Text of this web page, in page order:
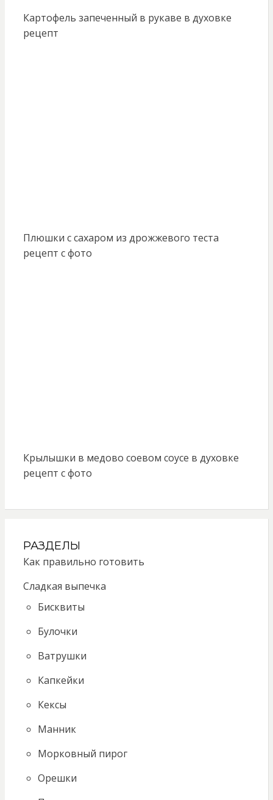
Картофель запеченный в рукаве в духовке
рецепт
Плюшки с сахаром из дрожжевого теста
рецепт с фото
Крылышки в медово соевом соусе в духовке
рецепт с фото
РАЗДЕЛЫ
Как правильно готовить
Сладкая выпечка
Бисквиты
Булочки
Ватрушки
Капкейки
Кексы
Манник
Морковный пирог
Орешки